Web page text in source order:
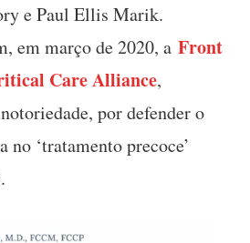
e Paul Ellis Marik.
em março de 2020, a Front
Care Alliance,
por defender o
no ‘tratamento precoce’